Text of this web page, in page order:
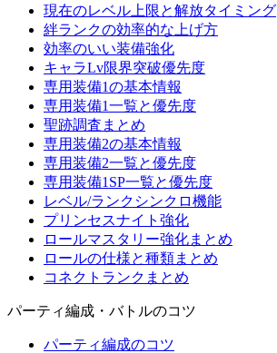
現在のレベル上限と解放タイミング
絆ランクの効率的な上げ方
効率のいい装備強化
キャラLv限界突破優先度
専用装備1の基本情報
専用装備1一覧と優先度
聖跡調査まとめ
専用装備2の基本情報
専用装備2一覧と優先度
専用装備1SP一覧と優先度
レベル/ランクシンクロ機能
プリンセスナイト強化
ロールマスタリー強化まとめ
ロールの仕様と種類まとめ
コネクトランクまとめ
パーティ編成・バトルのコツ
パーティ編成のコツ